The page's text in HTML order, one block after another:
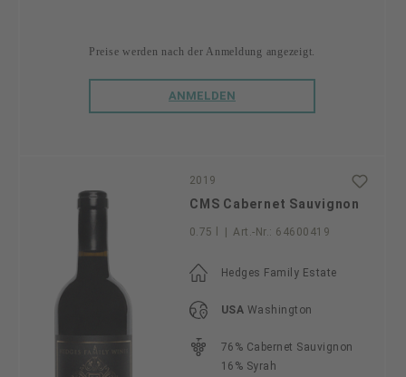
Preise werden nach der Anmeldung angezeigt.
ANMELDEN
2019
CMS Cabernet Sauvignon
0.75 l Art.-Nr.: 64600419
Hedges Family Estate
USA Washington
76% Cabernet Sauvignon
16% Syrah